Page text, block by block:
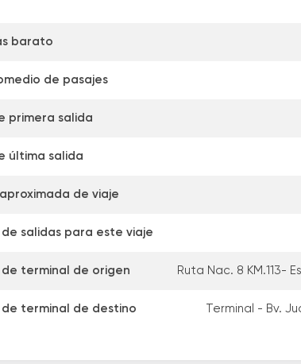
barato
de pasajes
primera salida
última salida
de viaje
salidas para este viaje
de terminal de origen Ruta Nac. 8 KM.113-
de terminal de destino Terminal - Bv.